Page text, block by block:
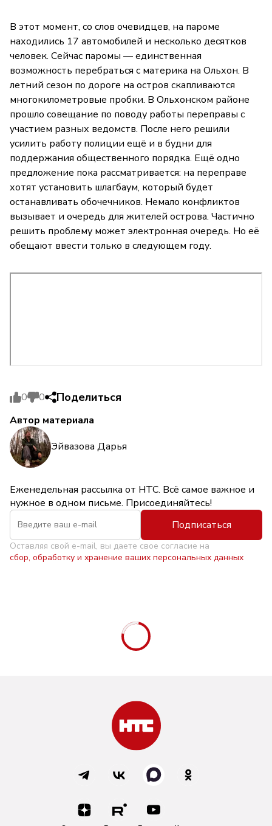
В этот момент, со слов очевидцев, на пароме
находились 17 автомобилей и несколько десятков
человек. Сейчас паромы — единственная
возможность перебраться с материка на Ольхон. В
летний сезон по дороге на остров скапливаются
многокилометровые пробки. В Ольхонском районе
прошло совещание по поводу работы переправы с
участием разных ведомств. После него решили
усилить работу полиции ещё и в будни для
поддержания общественного порядка. Ещё одно
предложение пока рассматривается: на переправе
хотят установить шлагбаум, который будет
останавливать обочечников. Немало конфликтов
вызывает и очередь для жителей острова. Частично
решить проблему может электронная очередь. Но её
обещают ввести только в следующем году.
0 0 Поделиться
Автор материала
Эйвазова Дарья
Еженедельная рассылка от НТС. Всё самое важное и
нужное в одном письме. Присоединяйтесь!
Подписаться
Оставляя свой e-mail, вы даете свое согласие на
сбор, обработку и хранение ваших персональных данных